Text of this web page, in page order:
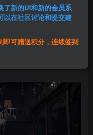
登录购买
了新的UI和新的会员系
以在社区讨论和提交建
即可赠送积分，连续签到